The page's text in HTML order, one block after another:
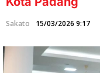
d
r
P
Sakato 15/03/2026 9:17